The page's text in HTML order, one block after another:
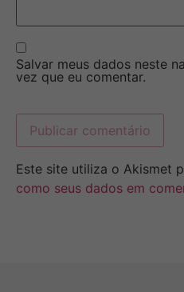
Salvar meus dados neste
vez que eu comentar.
Este site utiliza o Akismet
como seus dados em